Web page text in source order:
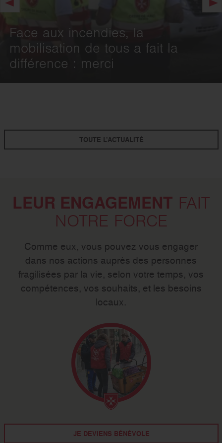
Face aux incendies, la
mobilisation de tous a fait la
différence : merci
Image précédente
TOUTE L’ACTUALITÉ
LEUR ENGAGEMENT FAIT
NOTRE FORCE
Comme eux, vous pouvez vous engager
dans nos actions auprès des personnes
fragilisées par la vie, selon votre temps, vos
compétences, vos souhaits, et les besoins
locaux.
JE DEVIENS BÉNÉVOLE